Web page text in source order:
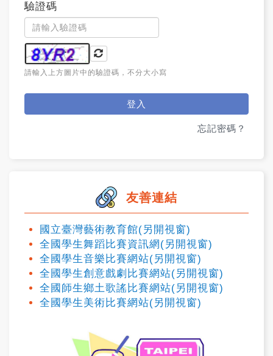
驗證碼
請輸入上方圖片中的驗證碼，不分大小寫
登入
忘記密碼？
友善連結
國立臺灣藝術教育館(另開視窗)
全國學生舞蹈比賽資訊網(另開視窗)
全國學生音樂比賽網站(另開視窗)
全國學生創意戲劇比賽網站(另開視窗)
全國師生鄉土歌謠比賽網站(另開視窗)
全國學生美術比賽網站(另開視窗)